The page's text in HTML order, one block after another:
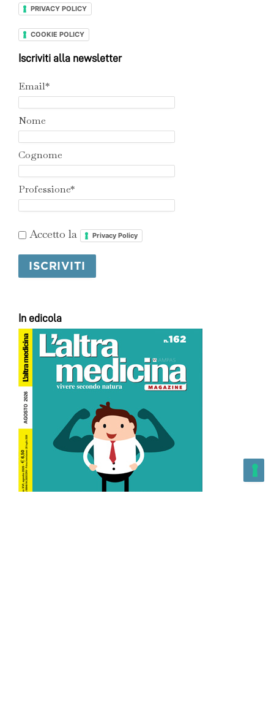
PRIVACY POLICY
COOKIE POLICY
Iscriviti alla newsletter
Email*
Nome
Cognome
Professione*
Accetto la Privacy Policy
In edicola